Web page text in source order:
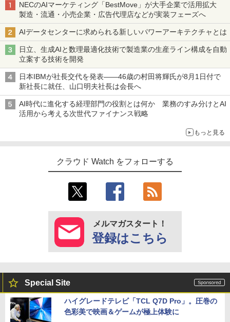
NECのAIマーケティング「BestMove」が大手企業で活用拡大
製造・流通・小売企業・広告代理店などが実装フェーズへ
AIデータセンターに求められる新しいパワーアーキテクチャとは
日立、生成AIと数理最適化技術で製造業の生産ライン構成を自動
立案する技術を開発
日本IBMが社長交代を発表――46歳の村田将輝氏が8月1日付で
新社長に就任、山口明夫社長は会長へ
AI時代に進化する経理部門の役割とは何か 業務のすみ分けとAI
活用から考える次世代ファイナンス戦略
もっと見る
クラウド Watch をフォローする
メルマガスタート！
登録はこちら
Special Site
ハイグレードテレビ「TCL Q7D Pro」。圧巻の
色彩美で映画＆ゲームが極上体験に